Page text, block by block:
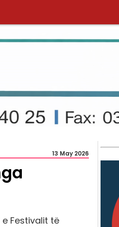
13 May 2026
Festivalit të